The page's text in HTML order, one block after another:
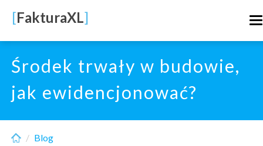
main
content
[FakturaXL]
Środek trwały w budowie,
jak ewidencjonować?
Blog